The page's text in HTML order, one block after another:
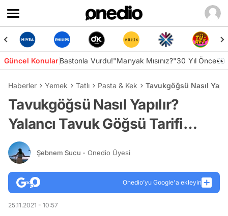
Güncel KonularBastonla Vurdu!"Manyak Mısınız?"30 Yıl Önce👀
Haberler Yemek Tatlı Pasta & Kek Tavukgöğsü Nasıl
Tavukgöğsü Nasıl Yapılır?
Yalancı Tavuk Göğsü Tarifi…
Şebnem Sucu - Onedio Üyesi
Onedio’yu Google'a ekleyin
25.11.2021 - 10:57